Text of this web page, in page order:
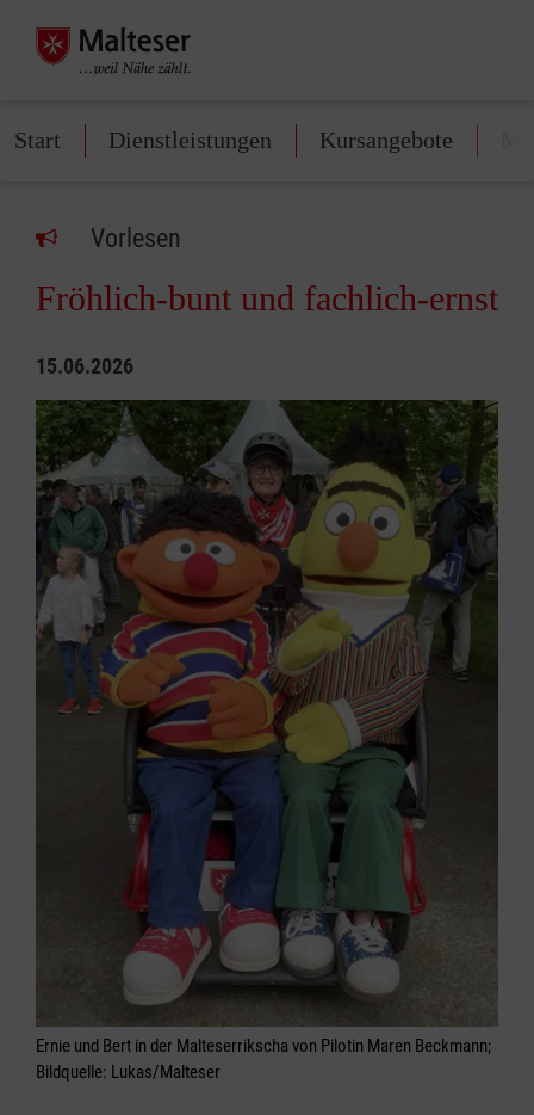
Start Dienstleistungen Kursangebote
Vorlesen
Fröhlich-bunt und fachlich-ernst
15.06.2026
Ernie und Bert in der Malteserrikscha von Pilotin Maren Beckmann;
Bildquelle: Lukas/Malteser